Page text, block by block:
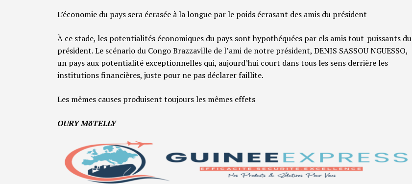
L’économie du pays sera écrasée à la longue par le poids écrasant des amis du président
À ce stade, les potentialités économiques du pays sont hypothéquées par cls amis tout-puissants du
président. Le scénario du Congo Brazzaville de l’ami de notre président, DENIS SASSOU NGUESSO,
un pays aux potentialité exceptionnelles qui, aujourd’hui court dans tous les sens derrière les
institutions financières, juste pour ne pas déclarer faillite.
Les mêmes causes produisent toujours les mêmes effets
OURY MöTELLY